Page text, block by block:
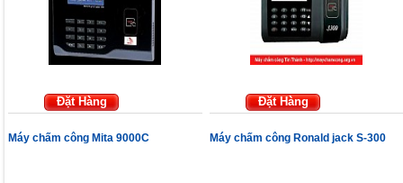
Đặt Hàng
Máy chấm công Mita 9000C
Đặt Hàng
Máy chấm công Ronald jack S-300